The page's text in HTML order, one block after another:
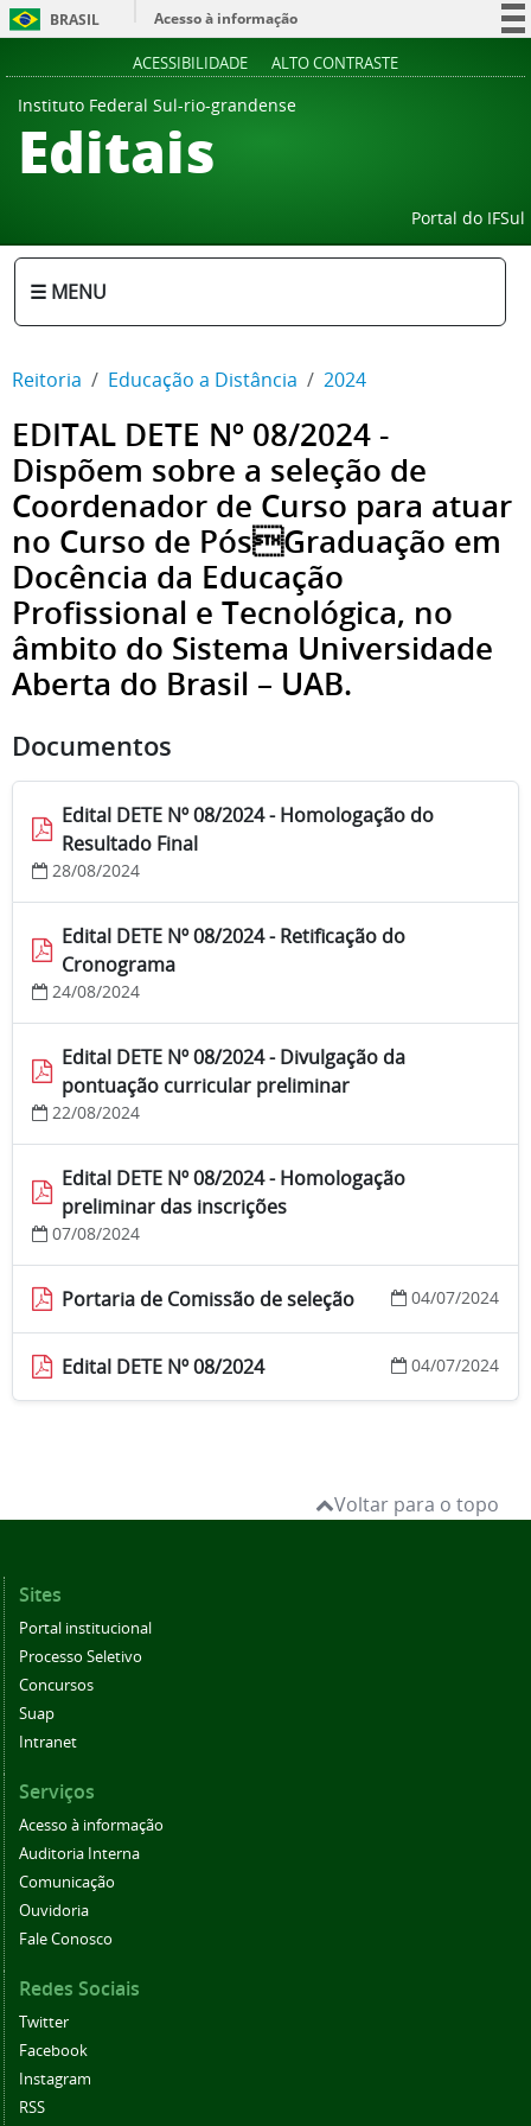
BRASIL
Acesso à informação
ACESSIBILIDADE ALTO CONTRASTE
Instituto Federal Sul-rio-grandense
Editais
Portal do IFSul
☰ MENU
Reitoria Educação a Distância 2024
EDITAL DETE Nº 08/2024 -
Dispõem sobre a seleção de
Coordenador de Curso para atuar
no Curso de PósGraduação em
Docência da Educação
Profissional e Tecnológica, no
âmbito do Sistema Universidade
Aberta do Brasil – UAB.
Documentos
Edital DETE Nº 08/2024 - Homologação do
Resultado Final
28/08/2024
Edital DETE Nº 08/2024 - Retificação do
Cronograma
24/08/2024
Edital DETE Nº 08/2024 - Divulgação da
pontuação curricular preliminar
22/08/2024
Edital DETE Nº 08/2024 - Homologação
preliminar das inscrições
07/08/2024
Portaria de Comissão de seleção 04/07/2024
Edital DETE Nº 08/2024 04/07/2024
Voltar para o topo
Sites
Portal institucional
Processo Seletivo
Concursos
Suap
Intranet
Serviços
Acesso à informação
Auditoria Interna
Comunicação
Ouvidoria
Fale Conosco
Redes Sociais
Twitter
Facebook
Instagram
RSS